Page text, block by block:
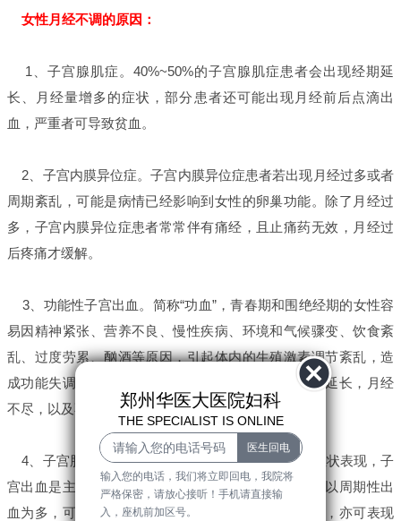
女性月经不调的原因：
1、子宫腺肌症。40%~50%的子宫腺肌症患者会出现经期延
长、月经量增多的症状，部分患者还可能出现月经前后点滴出
血，严重者可导致贫血。
2、子宫内膜异位症。子宫内膜异位症患者若出现月经过多或者
周期紊乱，可能是病情已经影响到女性的卵巢功能。除了月经过
多，子宫内膜异位症患者常常伴有痛经，且止痛药无效，月经过
后疼痛才缓解。
3、功能性子宫出血。简称“功血”，青春期和围绝经期的女性容
易因精神紧张、营养不良、慢性疾病、环境和气候骤变、饮食紊
乱、过度劳累、酗酒等原因，引起体内的生殖激素调节紊乱，造
成功能失调性子宫出血。常常表现为经量过多，经期延长，月经
不尽，以及不规则出血，甚至出现大出血等。
4、子宫肌瘤。多数子宫肌瘤患者无症状，如果有症状表现，子
宫出血是主要的症状，半数以上患者会出现。其中，以周期性出
血为多，可表现为月经量增多、经期延长或周期缩短，亦可表现
郑州华医大医院妇科
THE SPECIALIST IS ONLINE
输入您的电话，我们将立即回电，我院将
严格保密，请放心接听！手机请直接输
入，座机前加区号。